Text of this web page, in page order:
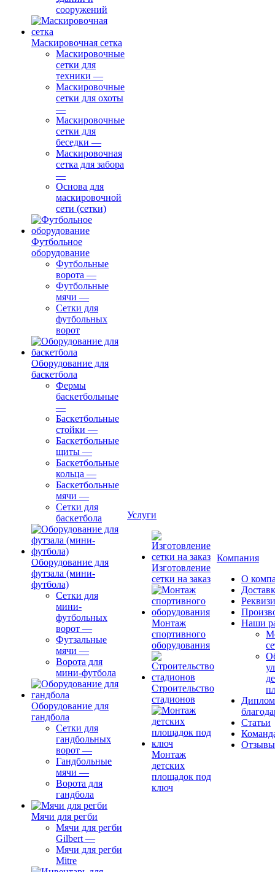
сооружений
Маскировочная сетка
Маскировочные
сетки для
техники —
Маскировочные
сетки для охоты
—
Маскировочные
сетки для
беседки —
Маскировочная
сетка для забора
—
Основа для
маскировочной
сети (сетки)
Футбольное
оборудование
Футбольные
ворота —
Футбольные
мячи —
Сетки для
футбольных
ворот
Оборудование для
баскетбола
Фермы
баскетбольные
—
Баскетбольные
стойки —
Баскетбольные
щиты —
Баскетбольные
кольца —
Баскетбольные
мячи —
Сетки для
баскетбола
Оборудование для
футзала (мини-
футбола)
Сетки для
мини-
футбольных
ворот —
Футзальные
мячи —
Ворота для
мини-футбола
Оборудование для
гандбола
Сетки для
гандбольных
ворот —
Гандбольные
мячи —
Ворота для
гандбола
Мячи для регби
Мячи для регби
Gilbert —
Мячи для регби
Mitre
Услуги
Изготовление
сетки на заказ
Монтаж
спортивного
оборудования
Строительство
стадионов
Монтаж
детских
площадок под
ключ
Компания
О
Наши
Статьи
Отзывы